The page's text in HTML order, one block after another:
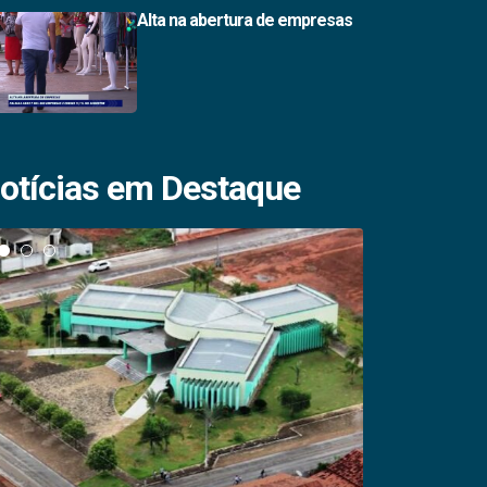
Alta na abertura de empresas
em Destaque